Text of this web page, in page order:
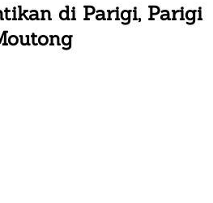
di Parigi, Parigi